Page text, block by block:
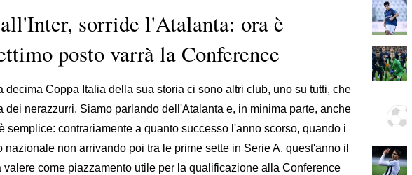
sorride l'Atalanta: ora è
posto varrà la Conference
decima Coppa Italia della sua storia ci sono altri club, uno su tutti, che
dei nerazzurri. Siamo parlando dell'Atalanta e, in minima parte, anche
semplice: contrariamente a quanto successo l'anno scorso, quando i
non arrivando poi tra le prime sette in Serie A, quest'anno il
valere come piazzamento utile per la qualificazione alla Conference